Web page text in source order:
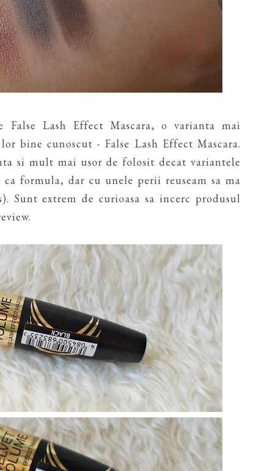
Lash Effect Mascara, o varianta mai
bine cunoscut - False Lash Effect Mascara.
si mult mai usor de folosit decat variantele
formula, dar cu unele perii reuseam sa ma
Sunt extrem de curioasa sa incerc produsul